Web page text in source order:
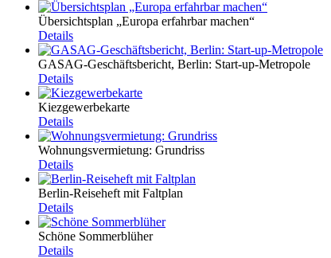
Übersichtsplan „Europa erfahrbar machen“
Details
GASAG-Geschäftsbericht, Berlin: Start-up-Metropole
Details
Kiezgewerbekarte
Details
Wohnungsvermietung: Grundriss
Details
Berlin-Reiseheft mit Faltplan
Details
Schöne Sommerblüher
Details